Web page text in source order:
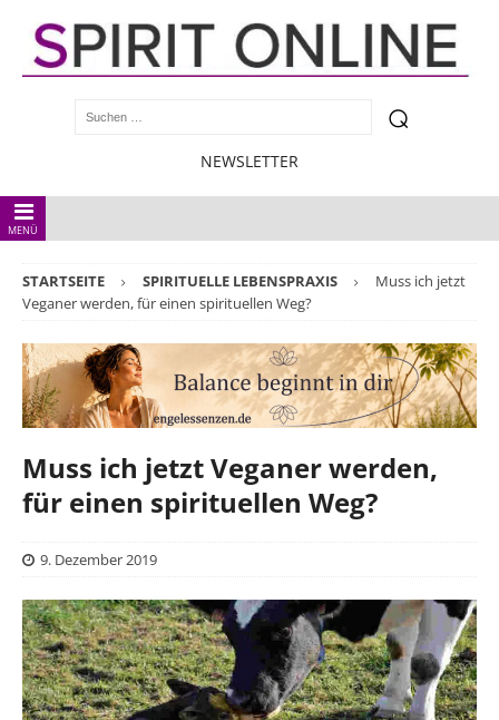
NEWSLETTER
MENÜ
STARTSEITE SPIRITUELLE LEBENSPRAXIS
Muss ich jetzt
Veganer werden, für einen spirituellen Weg?
Muss ich jetzt Veganer werden,
für einen spirituellen Weg?
9. Dezember 2019